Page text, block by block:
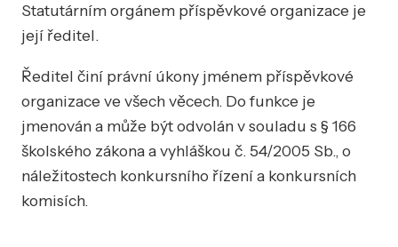
Statutárním orgánem příspěvkové organizace je
její ředitel.
Ředitel činí právní úkony jménem příspěvkové
organizace ve všech věcech. Do funkce je
jmenován a může být odvolán v souladu s § 166
školského zákona a vyhláškou č. 54/2005 Sb., o
náležitostech konkursního řízení a konkursních
komisích.